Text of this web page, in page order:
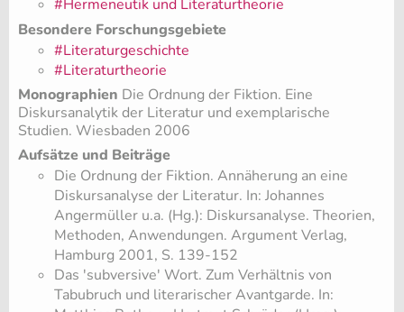
#Hermeneutik und Literaturtheorie
Besondere Forschungsgebiete
#Literaturgeschichte
#Literaturtheorie
Monographien Die Ordnung der Fiktion. Eine
Diskursanalytik der Literatur und exemplarische
Studien. Wiesbaden 2006
Aufsätze und Beiträge
Die Ordnung der Fiktion. Annäherung an eine
Diskursanalyse der Literatur. In: Johannes
Angermüller u.a. (Hg.): Diskursanalyse. Theorien,
Methoden, Anwendungen. Argument Verlag,
Hamburg 2001, S. 139-152
Das 'subversive' Wort. Zum Verhältnis von
Tabubruch und literarischer Avantgarde. In: